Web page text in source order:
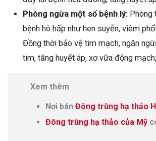
Phòng ngừa một số bệnh lý: Phòng
bệnh hô hấp như hen suyễn, viêm
Đồng thời bảo vệ tim mạch, ngăn
tim, tăng huyết áp, xơ vữa động
Xem thêm
Nơi bán Đông trùng hạ thảo
Đông trùng hạ thảo của Mỹ